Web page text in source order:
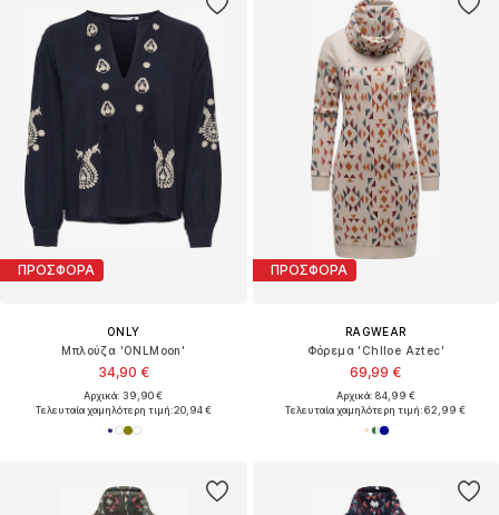
ΠΡΟΣΦΟΡΑ
ONLY
Μπλούζα 'ONLMoon'
34,90 €
Αρχικά: 39,90 €
Τελευταία χαμηλότερη τιμή:20,94 €
ΠΡΟΣΦΟΡΑ
RAGWEAR
Φόρεμα 'Chlloe Aztec'
69,99 €
Αρχικά: 84,99 €
Τελευταία χαμηλότερη τιμή:62,99 €